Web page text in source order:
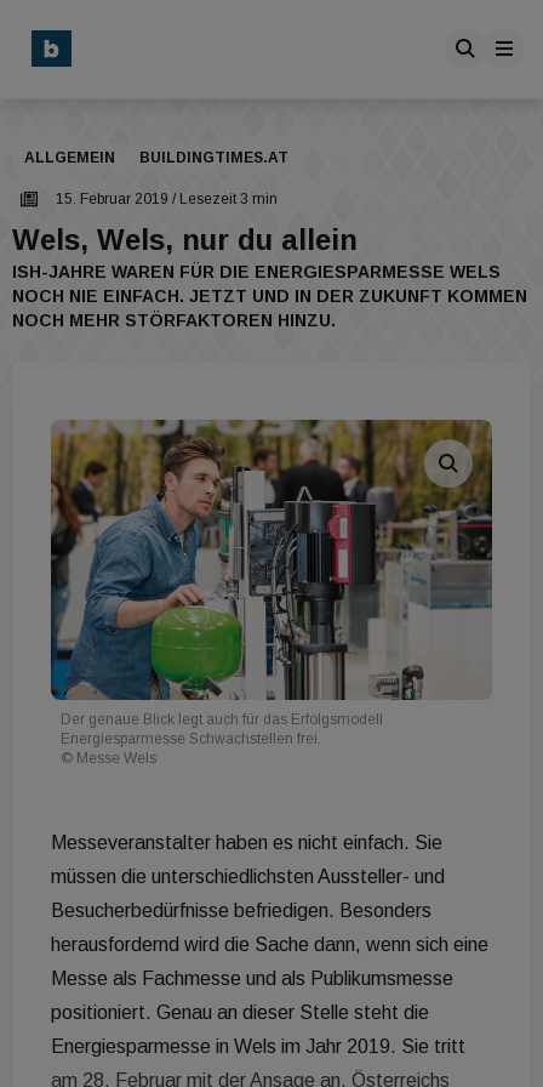
ALLGEMEIN BUILDINGTIMES.AT
15. Februar 2019 / Lesezeit 3 min
Wels, Wels, nur du allein
ISH-JAHRE WAREN FÜR DIE ENERGIESPARMESSE WELS
NOCH NIE EINFACH. JETZT UND IN DER ZUKUNFT KOMMEN
NOCH MEHR STÖRFAKTOREN HINZU.
Der genaue Blick legt auch für das Erfolgsmodell
Energiesparmesse Schwachstellen frei.
© Messe Wels
Messeveranstalter haben es nicht einfach. Sie
müssen die unterschiedlichsten Aussteller- und
Besucherbedürfnisse befriedigen. Besonders
herausfordernd wird die Sache dann, wenn sich eine
Messe als Fachmesse und als Publikumsmesse
positioniert. Genau an dieser Stelle steht die
Energiesparmesse in Wels im Jahr 2019. Sie tritt
am 28. Februar mit der Ansage an, Österreichs